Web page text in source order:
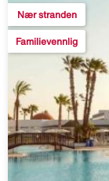
Nær stranden
Familievennlig